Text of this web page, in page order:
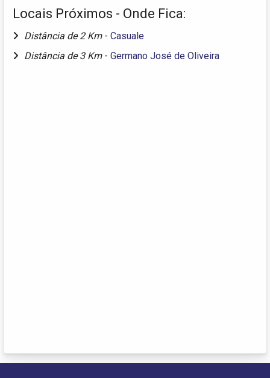
Locais Próximos - Onde Fica:
Distância de 2 Km - Casuale
Distância de 3 Km - Germano José de Oliveira